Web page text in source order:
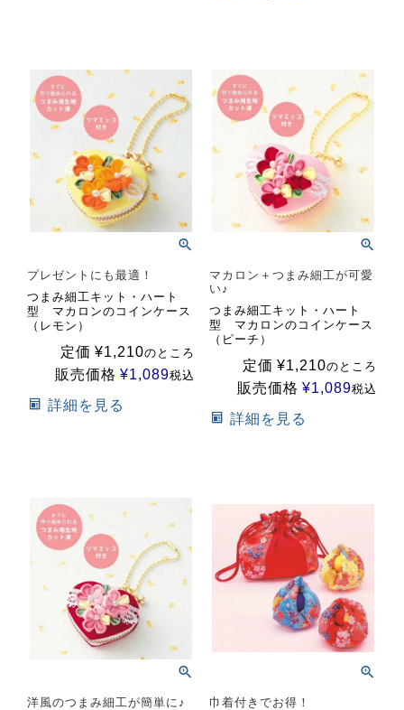
プレゼントにも最適！
つまみ細工キット・ハート
型 マカロンのコインケース
（レモン）
定価 ¥1,210のところ
販売価格 ¥1,089税込
詳細を見る
マカロン＋つまみ細工が可愛
い♪
つまみ細工キット・ハート
型 マカロンのコインケース
（ピーチ）
定価 ¥1,210のところ
販売価格 ¥1,089税込
詳細を見る
洋風のつまみ細工が簡単に♪
巾着付きでお得！